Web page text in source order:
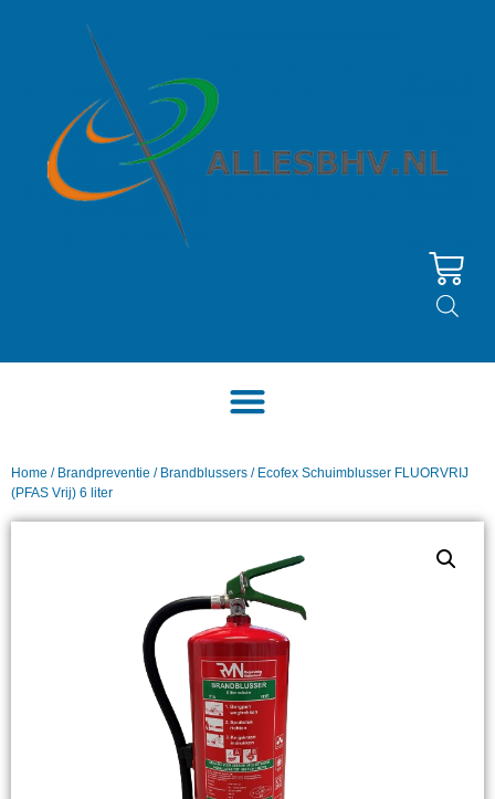
Home / Brandpreventie / Brandblussers / Ecofex Schuimblusser FLUORVRIJ
(PFAS Vrij) 6 liter